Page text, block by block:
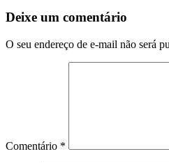
Deixe um comentário
O seu endereço de e-mail não será
Comentário *